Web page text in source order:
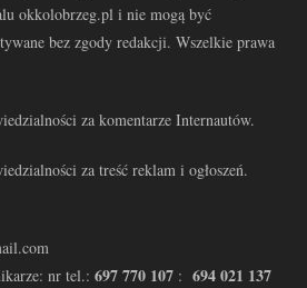
okkolobrzeg.pl i nie mogą być
bez zgody redakcji. Wszelkie prawa
za komentarze Internautów.
za treść reklam i ogłoszeń.
nr tel.: 697 770 107 : 694 021 137